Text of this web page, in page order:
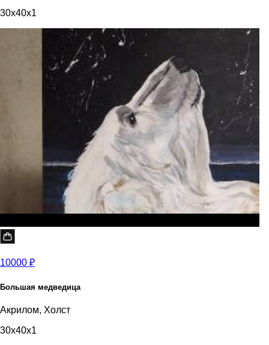
30x40x1
10000 ₽
Большая медведица
Акрилом, Холст
30x40x1